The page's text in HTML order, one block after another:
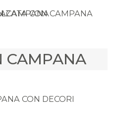
CAMPANA
CON DECORI